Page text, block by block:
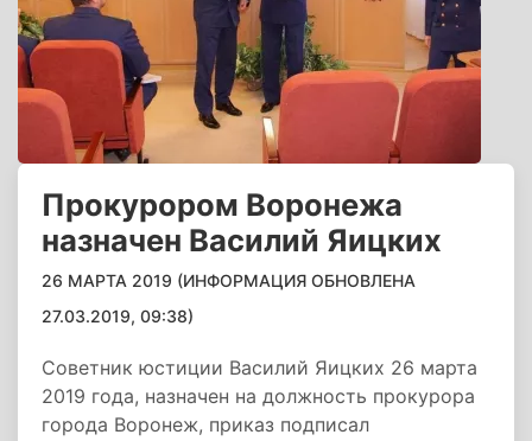
Прокурором Воронежа
назначен Василий Яицких
26 МАРТА 2019 (ИНФОРМАЦИЯ ОБНОВЛЕНА
27.03.2019, 09:38)
Советник юстиции Василий Яицких 26 марта
2019 года, назначен на должность прокурора
города Воронеж, приказ подписал